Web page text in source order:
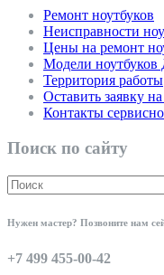
Ремонт ноутбуков
Неисправности
Цены на ремонт
Модели ноутбуков
Территория работы
Оставить заявку
Контакты
Поиск по сайту
Нужен мастер? Позвоните нам
+7 499 455-00-42